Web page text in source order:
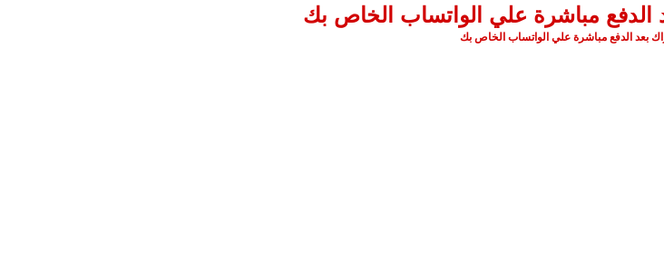
الدفع مباشرة علي الواتساب الخاص بك
بعد الدفع مباشرة علي الواتساب الخاص بك